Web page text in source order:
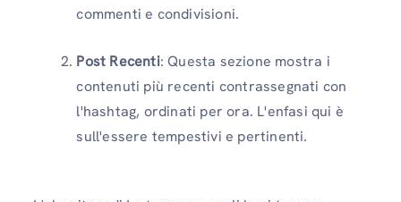
commenti e condivisioni.
Post Recenti: Questa sezione mostra i
contenuti più recenti contrassegnati con
l'hashtag, ordinati per ora. L'enfasi qui è
sull'essere tempestivi e pertinenti.